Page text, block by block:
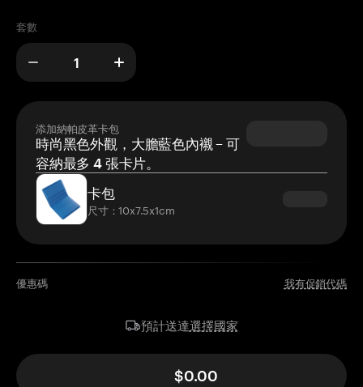
套數
添加納帕皮革卡包
時尚黑色外觀，大膽藍色內襯 – 可
容納最多 4 張卡片。
卡包
尺寸：10x7.5x1cm
優惠碼 我有促銷代碼
預計送達選擇國家
$0.00